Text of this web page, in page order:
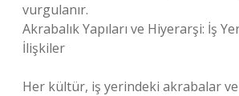
vurgulanır.
Akrabalık Yapıları ve Hiyerarşi: İş
İlişkiler
Her kültür, iş yerindeki akrabalar ve